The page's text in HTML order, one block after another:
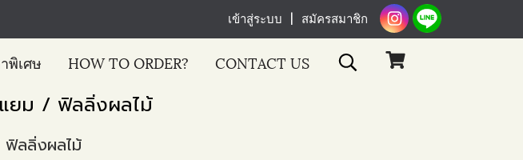
เข้าสู่ระบบ สมัครสมาชิก
พิเศษ HOW TO ORDER? CONTACT US
ยม / ฟิลลิ่งผลไม้
ลลิ่งผลไม้